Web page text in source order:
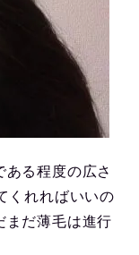
る程度の広さ
くれればいいの
まだ薄毛は進行